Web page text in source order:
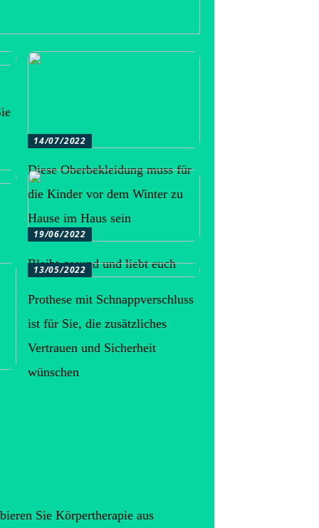
14/07/2022
Diese Oberbekleidung muss für
die Kinder vor dem Winter zu
Hause im Haus sein
19/06/2022
Bleibt gesund und liebt euch
13/05/2022
Prothese mit Schnappverschluss
ist für Sie, die zusätzliches
Vertrauen und Sicherheit
wünschen
Sie Körpertherapie aus